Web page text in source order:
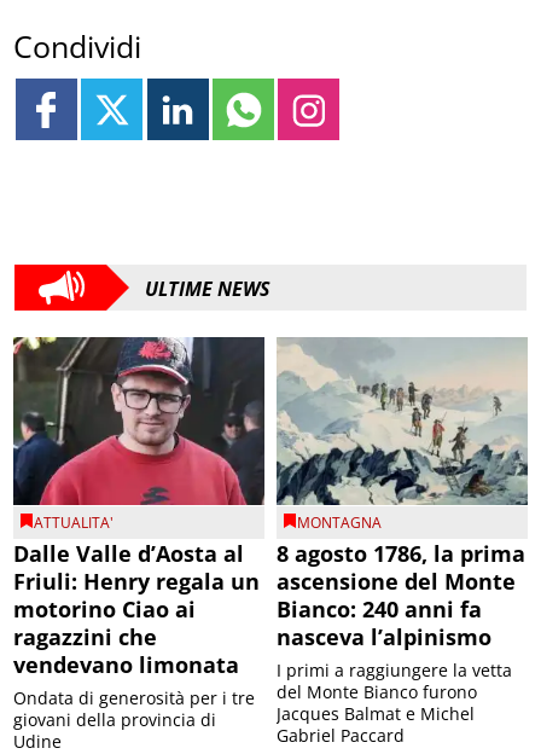
Condividi
ULTIME NEWS
ATTUALITA'
Dalle Valle d’Aosta al
Friuli: Henry regala un
motorino Ciao ai
ragazzini che
vendevano limonata
Ondata di generosità per i tre
giovani della provincia di
Udine
MONTAGNA
8 agosto 1786, la prima
ascensione del Monte
Bianco: 240 anni fa
nasceva l’alpinismo
I primi a raggiungere la vetta
del Monte Bianco furono
Jacques Balmat e Michel
Gabriel Paccard